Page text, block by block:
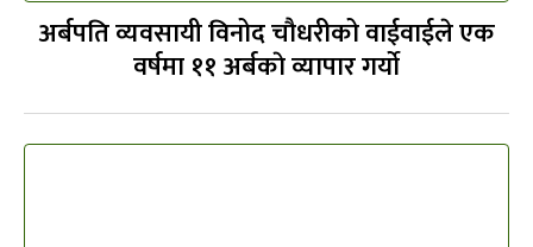
अर्बपति व्यवसायी विनोद चौधरीको वाईवाईले एक
वर्षमा ११ अर्बकाे व्यापार गर्याे